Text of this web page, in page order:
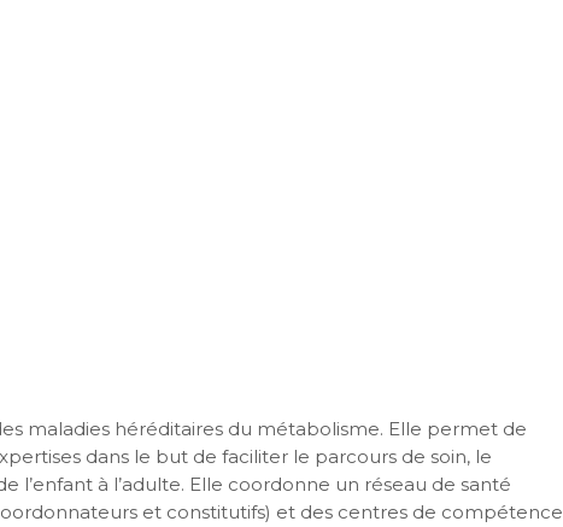
maladies héréditaires du métabolisme. Elle permet de
dans le but de faciliter le parcours de soin, le
l’enfant à l’adulte. Elle coordonne un réseau de santé
et constitutifs) et des centres de compétence